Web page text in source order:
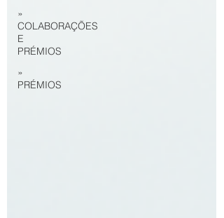
»
COLABORAÇÕES
E
PRÉMIOS
»
PRÉMIOS